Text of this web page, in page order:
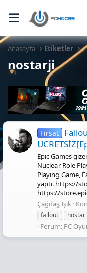
Anasayfa Etiketler
nostarji
Fırsat
Epic Games
Nuclear Role
Playing Game,
yaptı. https://
https://
Çağdaş Işık
fallout
nostar
Forum: PC